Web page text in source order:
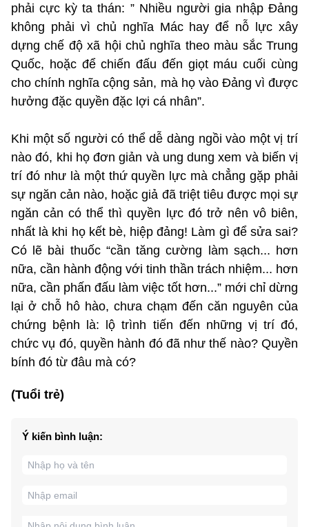
phải cực kỳ ta thán: ” Nhiều người gia nhập Đảng
không phải vì chủ nghĩa Mác hay để nỗ lực xây
dựng chế độ xã hội chủ nghĩa theo màu sắc Trung
Quốc, hoặc để chiến đấu đến giọt máu cuối cùng
cho chính nghĩa cộng sản, mà họ vào Đảng vì được
hưởng đặc quyền đặc lợi cá nhân”.
Khi một số người có thể dễ dàng ngồi vào một vị trí
nào đó, khi họ đơn giản và ung dung xem và biến vị
trí đó như là một thứ quyền lực mà chẳng gặp phải
sự ngăn cản nào, hoặc giả đã triệt tiêu được mọi sự
ngăn cản có thể thì quyền lực đó trở nên vô biên,
nhất là khi họ kết bè, hiệp đảng! Làm gì để sửa sai?
Có lẽ bài thuốc “cần tăng cường làm sạch... hơn
nữa, cần hành động với tinh thần trách nhiệm... hơn
nữa, cần phấn đấu làm việc tốt hơn...” mới chỉ dừng
lại ở chỗ hô hào, chưa chạm đến căn nguyên của
chứng bệnh là: lộ trình tiến đến những vị trí đó,
chức vụ đó, quyền hành đó đã như thế nào? Quyền
bính đó từ đâu mà có?
(Tuổi trẻ)
Ý kiến bình luận: